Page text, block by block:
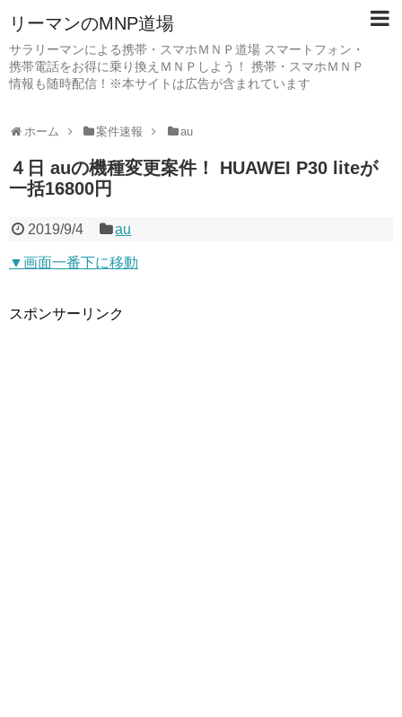
リーマンのMNP道場
サラリーマンによる携帯・スマホＭＮＰ道場 スマートフォン・
携帯電話をお得に乗り換えＭＮＰしよう！ 携帯・スマホＭＮＰ
情報も随時配信！※本サイトは広告が含まれています
ホーム 案件速報 au
４日 auの機種変更案件！ HUAWEI P30 liteが
一括16800円
2019/9/4 au
▼画面一番下に移動
スポンサーリンク